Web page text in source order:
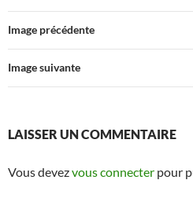
Image précédente
Image suivante
LAISSER UN COMMENTAIRE
Vous devezvous connecter pour